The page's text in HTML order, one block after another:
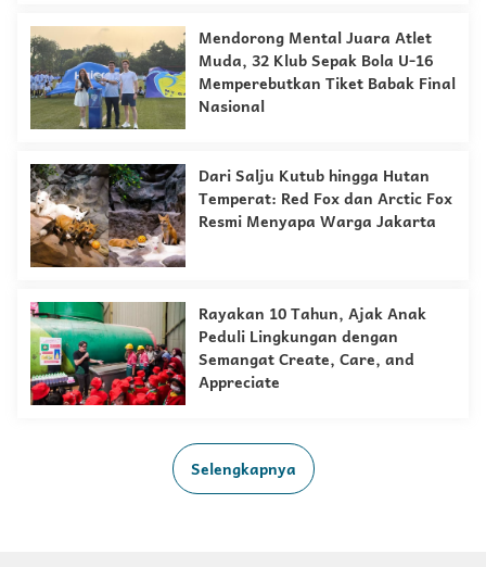
Mendorong Mental Juara Atlet
Muda, 32 Klub Sepak Bola U-16
Memperebutkan Tiket Babak Final
Nasional
Dari Salju Kutub hingga Hutan
Temperat: Red Fox dan Arctic Fox
Resmi Menyapa Warga Jakarta
Rayakan 10 Tahun, Ajak Anak
Peduli Lingkungan dengan
Semangat Create, Care, and
Appreciate
Selengkapnya